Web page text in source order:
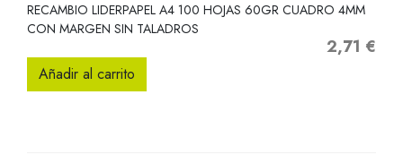
RECAMBIO LIDERPAPEL A4 100 HOJAS 60GR CUADRO 4MM
CON MARGEN SIN TALADROS
Precio
2,71 €
Añadir al carrito